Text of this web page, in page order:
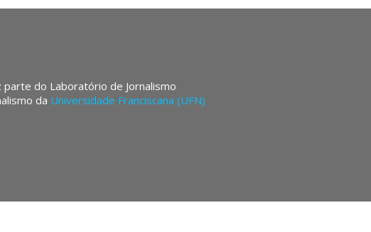
parte do Laboratório de Jornalismo
da Universidade Franciscana (UFN)